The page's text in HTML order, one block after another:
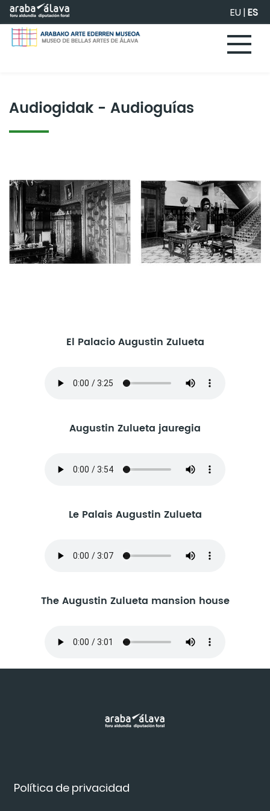
Saltar al contenido principal EU|ES
Audiogidak - Audioguías
El Palacio Augustin Zulueta
Augustin Zulueta jauregia
Le Palais Augustin Zulueta
The Augustin Zulueta mansion house
Política de privacidad